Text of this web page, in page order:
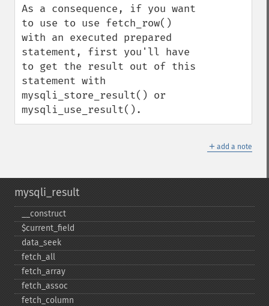
As a consequence, if you want
to use to use fetch_row()
with an executed prepared
statement, first you'll have
to get the result out of this
statement with
mysqli_store_result() or
mysqli_use_result().
＋ add a note
mysqli_result
_​_​construct
$current_​field
data_​seek
fetch_​all
fetch_​array
fetch_​assoc
fetch_​column